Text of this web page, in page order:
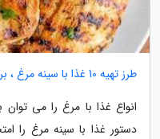
طرز تهیه 10 غذا با سینه مرغ ، برای وعده شام یا ناهار
انواع غذا با مرغ را می توان
دستور غذا با سینه مرغ را